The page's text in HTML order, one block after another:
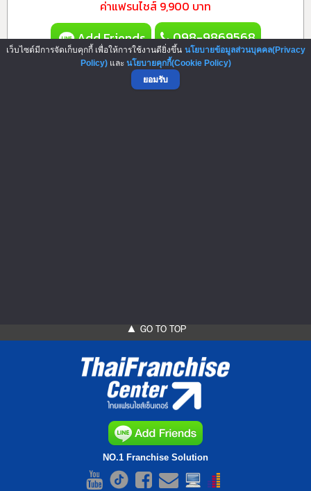
ค่าแฟรนไชส์ 9,900 บาท
Add Friends 098-9869568
▲ GO TO TOP
NO.1 Franchise Solution
เว็บไซต์มีการจัดเก็บคุกกี้ เพื่อให้การใช้งานดียิ่งขึ้น นโยบายข้อมูลส่วนบุคคล(Privacy
Policy)และ นโยบายคุกกี้(Cookie Policy)
ยอมรับ